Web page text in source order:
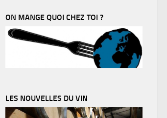
ON MANGE QUOI CHEZ TOI ?
LES NOUVELLES DU VIN